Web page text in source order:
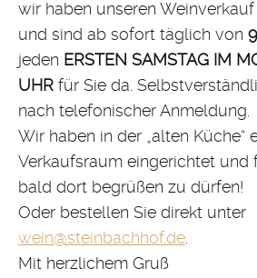
wir haben unseren
und sind ab sofort täglich von
jeden ERSTEN SAMSTAG IM
UHR für Sie da.
nach telefonischer Anmeldung.
Wir haben in der „alten Küche“
Verkaufsraum eingerichtet und
bald dort begrüßen zu dürfen!
Oder bestellen Sie direkt unter
wein@steinbachhof.de.
Mit herzlichem Gruß